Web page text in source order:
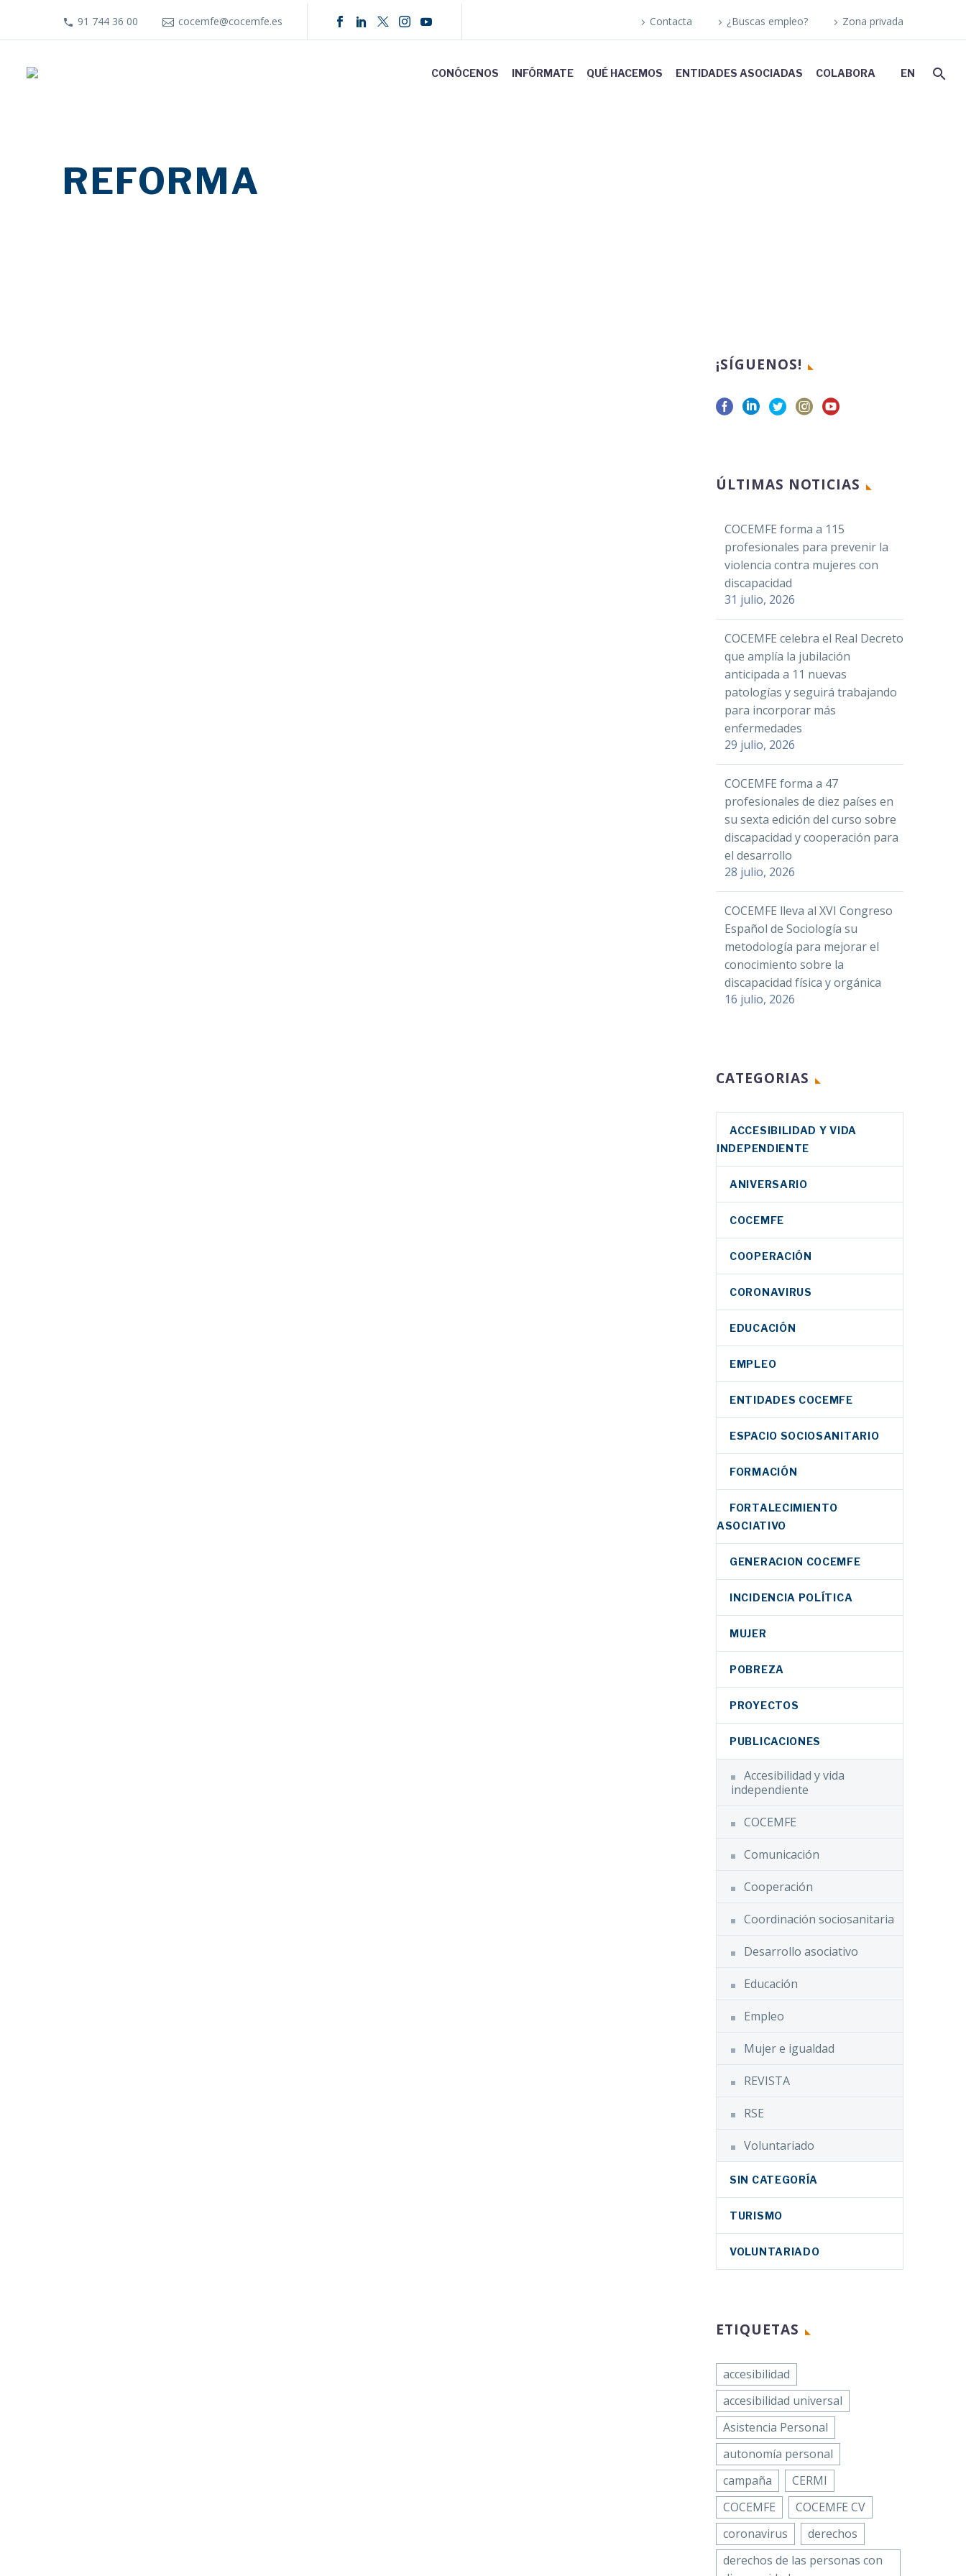
91 744 36 00 cocemfe@cocemfe.es Contacta ¿Buscas empleo? Zona privada
CONÓCENOS INFÓRMATE QUÉ HACEMOS ENTIDADES ASOCIADAS COLABORA EN
REFORMA
¡SÍGUENOS!
ÚLTIMAS NOTICIAS
COCEMFE forma a 115
profesionales para prevenir la
violencia contra mujeres con
discapacidad
31 julio, 2026
COCEMFE celebra el Real Decreto
que amplía la jubilación
anticipada a 11 nuevas
patologías y seguirá trabajando
para incorporar más
enfermedades
29 julio, 2026
COCEMFE forma a 47
profesionales de diez países en
su sexta edición del curso sobre
discapacidad y cooperación para
el desarrollo
28 julio, 2026
COCEMFE lleva al XVI Congreso
Español de Sociología su
metodología para mejorar el
conocimiento sobre la
discapacidad física y orgánica
16 julio, 2026
CATEGORIAS
ACCESIBILIDAD Y VIDA
INDEPENDIENTE
ANIVERSARIO
COCEMFE
COOPERACIÓN
CORONAVIRUS
EDUCACIÓN
EMPLEO
ENTIDADES COCEMFE
ESPACIO SOCIOSANITARIO
FORMACIÓN
FORTALECIMIENTO
ASOCIATIVO
GENERACION COCEMFE
INCIDENCIA POLÍTICA
MUJER
POBREZA
PROYECTOS
PUBLICACIONES
Accesibilidad y vida
independiente
COCEMFE
Comunicación
Cooperación
Coordinación sociosanitaria
Desarrollo asociativo
Educación
Empleo
Mujer e igualdad
REVISTA
RSE
Voluntariado
SIN CATEGORÍA
TURISMO
VOLUNTARIADO
ETIQUETAS
accesibilidad
accesibilidad universal
Asistencia Personal
autonomía personal
campaña
CERMI
COCEMFE
COCEMFE CV
coronavirus
derechos
derechos de las personas con